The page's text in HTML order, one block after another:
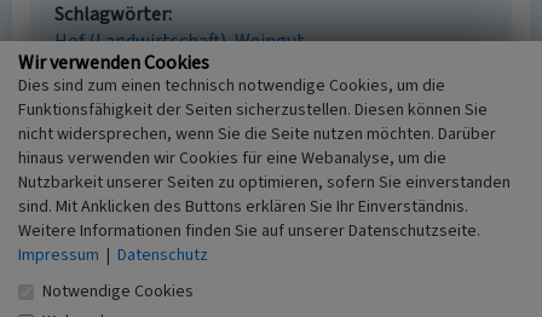
Schlagwörter
Hof (Landwirtschaft) Weingut
Straße / Hausnummer
Löhrstraße 8
Ort
65385 Rüdesheim am Rhein
Gesetzlich geschütztes Kulturdenkmal
Kulturdenkmal gem. § 2 DSchG Hessen
Fachsicht(en)
Kulturlandschaftspflege
Erfassungsmaßstab
i.d.R. 1:5.000 (größer als 1:20.000)
Wir verwenden Cookies
Dies sind zum einen technisch notwendige Cookies, um die
Funktionsfähigkeit der Seiten sicherzustellen. Diesen können Sie
nicht widersprechen, wenn Sie die Seite nutzen möchten. Darüber
hinaus verwenden wir Cookies für eine Webanalyse, um die
Nutzbarkeit unserer Seiten zu optimieren, sofern Sie einverstanden
sind. Mit Anklicken des Buttons erklären Sie Ihr Einverständnis.
Weitere Informationen finden Sie auf unserer Datenschutzseite.
Impressum | Datenschutz
Notwendige Cookies